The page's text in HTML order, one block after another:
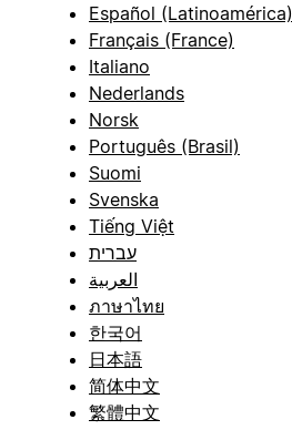
Español (Latinoamérica)
Français (France)
Italiano
Nederlands
Norsk
Português (Brasil)
Suomi
Svenska
Tiếng Việt
עברית
العربية
ภาษาไทย
한국어
日本語
简体中文
繁體中文